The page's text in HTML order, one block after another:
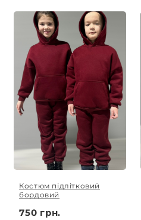
Костюм підлітковий
бордовий
750 грн.